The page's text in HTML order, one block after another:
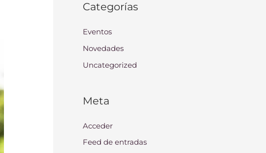
Categorías
Eventos
Novedades
Uncategorized
Meta
Acceder
Feed de entradas